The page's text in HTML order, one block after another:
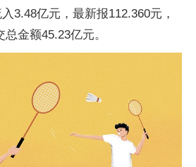
3.48亿元，最新报112.360元，
金额45.23亿元。